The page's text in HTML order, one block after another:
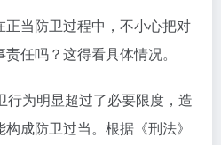
当防卫过程中，不小心把对
任吗？这得看具体情况。
行为明显超过了必要限度，造
成防卫过当。根据《刑法》